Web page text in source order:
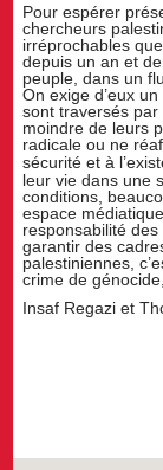
Pour espérer
chercheurs
irréprochables
depuis un an et
peuple, dans un
On exige d’eux
sont traversés par
moindre de leurs
radicale ou ne
sécurité et à
leur vie dans une
conditions,
espace
responsabilité
garantir des
palestiniennes,
crime de
Insaf Regazi et